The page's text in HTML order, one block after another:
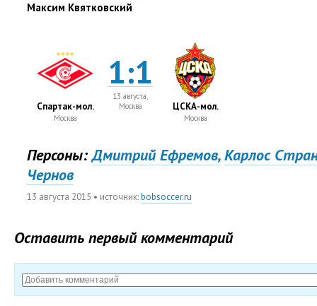
Максим Квятковский
Спартак-мол.
Москва
1:1
13 августа,
Москва
ЦСКА-мол.
Москва
Персоны: Дмитрий Ефремов, Карлос
Чернов
13 августа 2015 • источник:bobsoccer.ru
Оставить первый комментарий